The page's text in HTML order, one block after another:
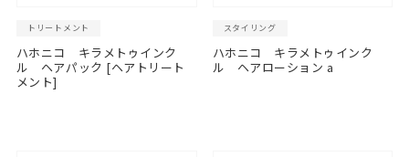
トリートメント
ハホニコ キラメトゥインク
ル ヘアパック [ヘアトリート
メント]
スタイリング
ハホニコ キラメトゥインク
ル ヘアローション a